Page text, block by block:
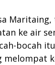
ke air
bocah
melompat